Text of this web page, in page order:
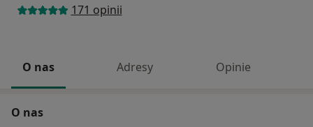
171 opinii
O nas Adresy Opinie
O nas